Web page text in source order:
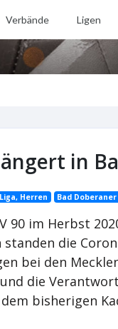
Verbände Ligen
in
Herren Bad
90 im Herbst
die
bei den
die
bisherigen